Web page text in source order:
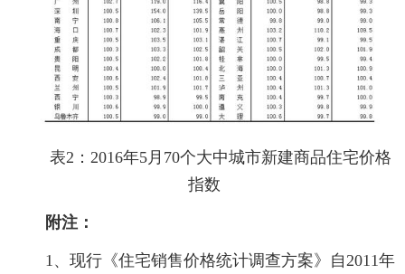
表2：2016年5月70个大中城市新建商品住宅价格
指数
附注：
1、现行《住宅销售价格统计调查方案》自2011年